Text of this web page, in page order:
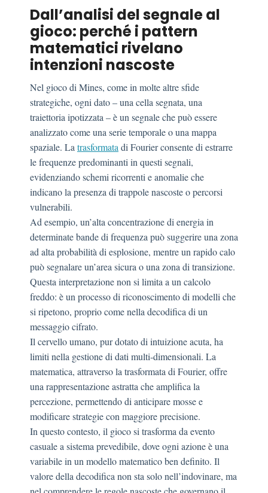
Dall’analisi del segnale al
gioco: perché i pattern
matematici rivelano
intenzioni nascoste
Nel gioco di Mines, come in molte altre sfide
strategiche, ogni dato – una cella segnata, una
traiettoria ipotizzata – è un segnale che può essere
analizzato come una serie temporale o una mappa
spaziale. La trasformata di Fourier consente di estrarre
le frequenze predominanti in questi segnali,
evidenziando schemi ricorrenti e anomalie che
indicano la presenza di trappole nascoste o percorsi
vulnerabili.
Ad esempio, un’alta concentrazione di energia in
determinate bande di frequenza può suggerire una zona
ad alta probabilità di esplosione, mentre un rapido calo
può segnalare un’area sicura o una zona di transizione.
Questa interpretazione non si limita a un calcolo
freddo: è un processo di riconoscimento di modelli che
si ripetono, proprio come nella decodifica di un
messaggio cifrato.
Il cervello umano, pur dotato di intuizione acuta, ha
limiti nella gestione di dati multi-dimensionali. La
matematica, attraverso la trasformata di Fourier, offre
una rappresentazione astratta che amplifica la
percezione, permettendo di anticipare mosse e
modificare strategie con maggiore precisione.
In questo contesto, il gioco si trasforma da evento
casuale a sistema prevedibile, dove ogni azione è una
variabile in un modello matematico ben definito. Il
valore della decodifica non sta solo nell’indovinare, ma